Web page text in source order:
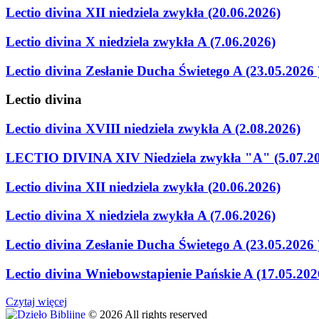
Lectio divina XII niedziela zwykła (20.06.2026)
Lectio divina X niedziela zwykła A (7.06.2026)
Lectio divina Zesłanie Ducha Świetego A (23.05.2026
Lectio divina
Lectio divina XVIII niedziela zwykła A (2.08.2026)
LECTIO DIVINA XIV Niedziela zwykła "A"
Lectio divina XII niedziela zwykła (20.06.2026)
Lectio divina X niedziela zwykła A (7.06.2026)
Lectio divina Zesłanie Ducha Świetego A (23.05.2026
Lectio divina Wniebowstapienie Pańskie A
Czytaj więcej
© 2026 All rights reserved